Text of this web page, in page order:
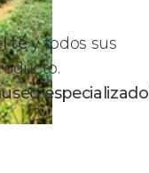
téy todos sus
especializado